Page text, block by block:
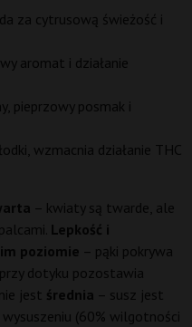
za cytrusową świeżość i
aromat i działanie
pieprzowy posmak i
wzmacnia działanie THC
– kwiaty są twarde, ale
Lepkość i
poziomie – pąki pokrywa
dotyku pozostawia
jest średnia – susz jest
(60% wilgotności